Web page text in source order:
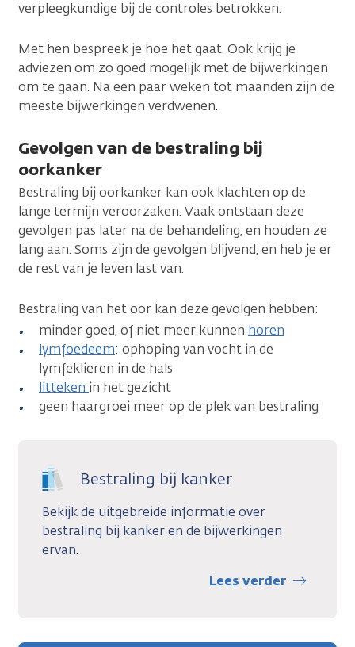
verpleegkundige bij de controles betrokken.
Met hen bespreek je hoe het gaat. Ook krijg je
adviezen om zo goed mogelijk met de bijwerkingen
om te gaan. Na een paar weken tot maanden zijn de
meeste bijwerkingen verdwenen.
Gevolgen van de bestraling bij
oorkanker
Bestraling bij oorkanker kan ook klachten op de
lange termijn veroorzaken. Vaak ontstaan deze
gevolgen pas later na de behandeling, en houden ze
lang aan. Soms zijn de gevolgen blijvend, en heb je er
de rest van je leven last van.
Bestraling van het oor kan deze gevolgen hebben:
minder goed, of niet meer kunnen horen
lymfoedeem: ophoping van vocht in de
lymfeklieren in de hals
litteken in het gezicht
geen haargroei meer op de plek van bestraling
Bestraling bij kanker
Bekijk de uitgebreide informatie over
bestraling bij kanker en de bijwerkingen
ervan.
Lees verder